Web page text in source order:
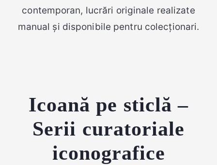
contemporan, lucrări originale realizate
manual și disponibile pentru colecționari.
Icoană pe sticlă –
Serii curatoriale
iconografice